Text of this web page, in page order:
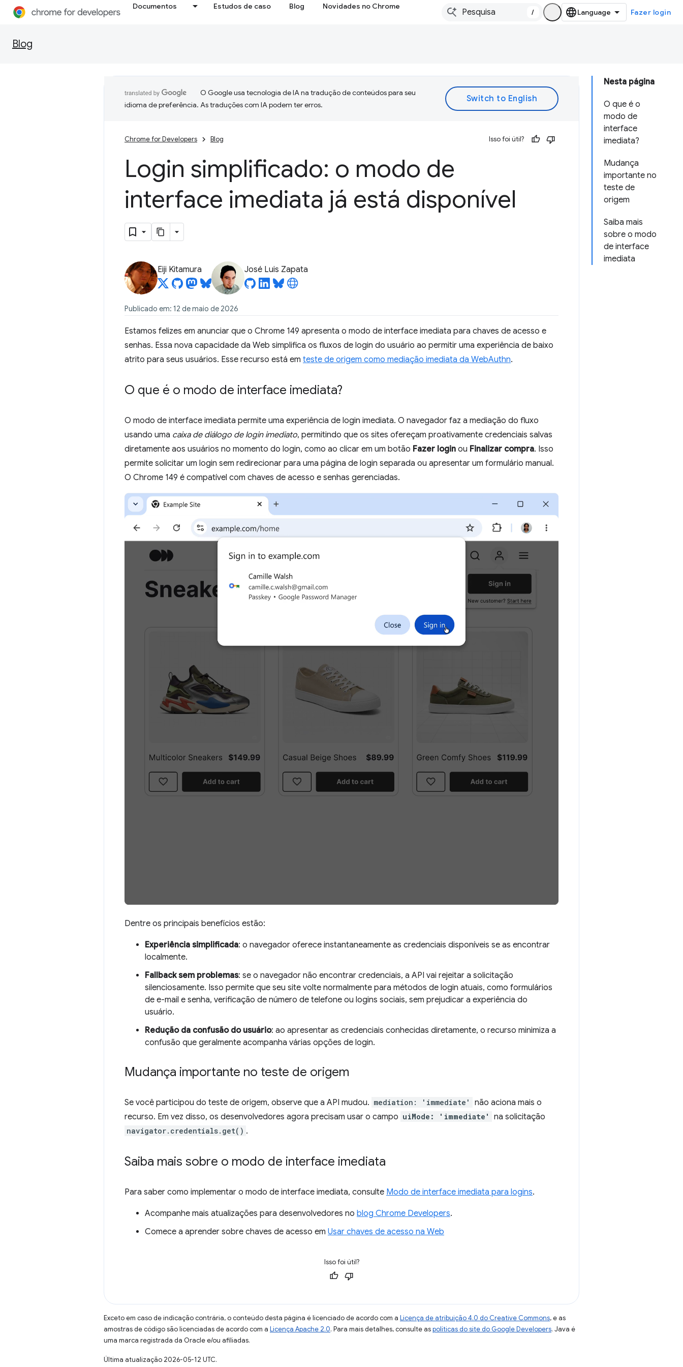
Documentos Estudos de caso Blog Novidades no Chrome
/ Fazer login
Blog
Nesta página
O que é o
modo de
interface
imediata?
Mudança
importante no
teste de
origem
Saiba mais
sobre o modo
de interface
imediata
O Google usa tecnologia de IA na tradução de conteúdos para seu
idioma de preferência. As traduções com IA podem ter erros.
Chrome for Developers Blog Isso foi útil?
Login simplificado: o modo de
interface imediata já está disponível
Eiji Kitamura José Luis Zapata
Publicado em: 12 de maio de 2026
Estamos felizes em anunciar que o Chrome 149 apresenta o modo de interface imediata para chaves de acesso e
senhas. Essa nova capacidade da Web simplifica os fluxos de login do usuário ao permitir uma experiência de baixo
atrito para seus usuários. Esse recurso está em teste de origem como mediação imediata da WebAuthn.
O que é o modo de interface imediata?
O modo de interface imediata permite uma experiência de login imediata. O navegador faz a mediação do fluxo
usando uma caixa de diálogo de login imediato, permitindo que os sites ofereçam proativamente credenciais salvas
diretamente aos usuários no momento do login, como ao clicar em um botão Fazer login ou Finalizar compra. Isso
permite solicitar um login sem redirecionar para uma página de login separada ou apresentar um formulário manual.
O Chrome 149 é compatível com chaves de acesso e senhas gerenciadas.
Dentre os principais benefícios estão:
Experiência simplificada: o navegador oferece instantaneamente as credenciais disponíveis se as encontrar
localmente.
Fallback sem problemas: se o navegador não encontrar credenciais, a API vai rejeitar a solicitação
silenciosamente. Isso permite que seu site volte normalmente para métodos de login atuais, como formulários
de e-mail e senha, verificação de número de telefone ou logins sociais, sem prejudicar a experiência do
usuário.
Redução da confusão do usuário: ao apresentar as credenciais conhecidas diretamente, o recurso minimiza a
confusão que geralmente acompanha várias opções de login.
Mudança importante no teste de origem
Se você participou do teste de origem, observe que a API mudou. mediation: 'immediate'
não aciona mais o
recurso. Em vez disso, os desenvolvedores agora precisam usar o campo uiMode: 'immediate' na solicitação
navigator.credentials.get() .
Saiba mais sobre o modo de interface imediata
Para saber como implementar o modo de interface imediata, consulte Modo de interface imediata para logins.
Acompanhe mais atualizações para desenvolvedores no blog Chrome Developers.
Comece a aprender sobre chaves de acesso em Usar chaves de acesso na Web
Isso foi útil?
Exceto em caso de indicação contrária, o conteúdo desta página é licenciado de acordo com a Licença de atribuição 4.0 do Creative Commons, e as
amostras de código são licenciadas de acordo com a Licença Apache 2.0. Para mais detalhes, consulte aspolíticas do site do Google Developers. Java é
uma marca registrada da Oracle e/ou afiliadas.
Última atualização 2026-05-12 UTC.